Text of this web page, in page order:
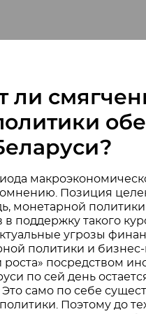
ли
Позиция
монетарной
поддержку такого
угрозы
политики и
посредством
по сей день
само по себе
Поэтому до